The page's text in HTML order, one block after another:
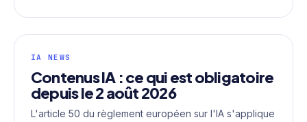
IA NEWS
Contenus IA : ce qui est obligatoire
depuis le 2 août 2026
L'article 50 du règlement européen sur l'IA s'applique